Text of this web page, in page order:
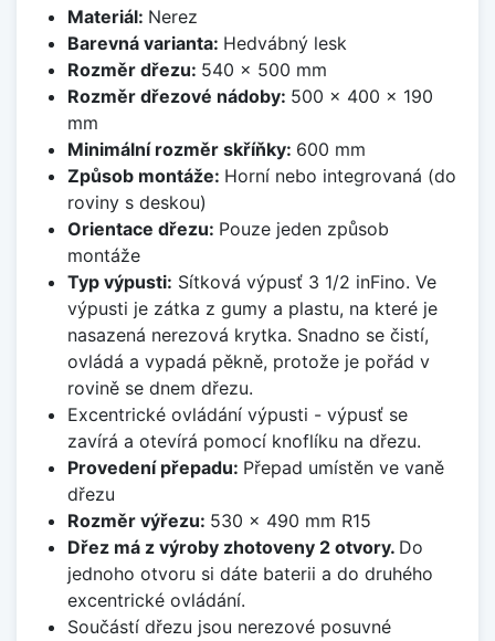
Materiál: Nerez
Barevná varianta: Hedvábný lesk
Rozměr dřezu: 540 x 500 mm
Rozměr dřezové nádoby: 500 x 400 x 190
mm
Minimální rozměr skříňky: 600 mm
Způsob montáže: Horní nebo integrovaná (do
roviny s deskou)
Orientace dřezu: Pouze jeden způsob
montáže
Typ výpusti: Sítková výpusť 3 1/2 inFino. Ve
výpusti je zátka z gumy a plastu, na které je
nasazená nerezová krytka. Snadno se čistí,
ovládá a vypadá pěkně, protože je pořád v
rovině se dnem dřezu.
Excentrické ovládání výpusti - výpusť se
zavírá a otevírá pomocí knoflíku na dřezu.
Provedení přepadu: Přepad umístěn ve vaně
dřezu
Rozměr výřezu: 530 x 490 mm R15
Dřez má z výroby zhotoveny 2 otvory. Do
jednoho otvoru si dáte baterii a do druhého
excentrické ovládání.
Součástí dřezu jsou nerezové posuvné